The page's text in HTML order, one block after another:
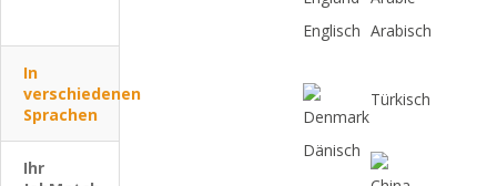
Englisch
Dänisch
Arabisch
Türkisch
In
verschiedenen
Sprachen
Ihr